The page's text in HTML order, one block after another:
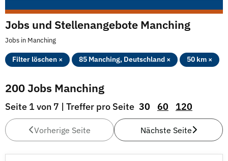
Jobs und Stellenangebote Manching
Jobs in Manching
Filter löschen × 85 Manching, Deutschland × 50 km ×
200 Jobs Manching
Seite 1 von 7 | Treffer pro Seite 30 60 120
Vorherige Seite Nächste Seite